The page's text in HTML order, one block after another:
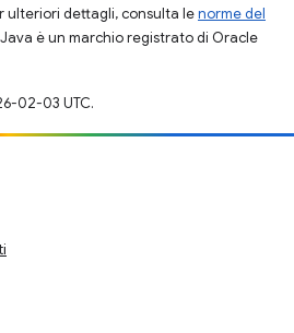
ulteriori dettagli, consulta lenorme del
Java è un marchio registrato di Oracle
02-03 UTC.